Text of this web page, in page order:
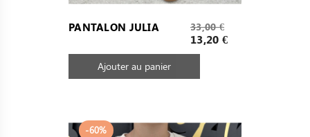
PANTALON JULIA
Prix
de
base
33,00 €
Prix
13,20 €
Ajouter au panier
-60%